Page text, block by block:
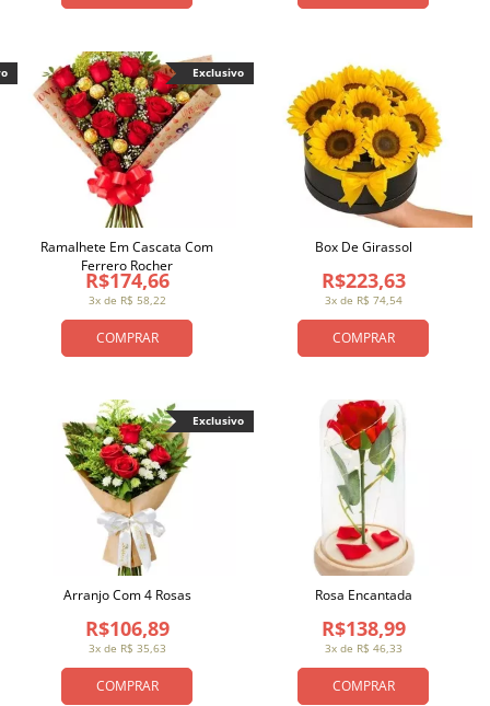
COMPRAR
3x de R$ 58,22
R$174,66
Ramalhete Em Cascata Com
Ferrero Rocher
Exclusivo
COMPRAR
3x de R$ 74,54
R$223,63
Box De Girassol
COMPRAR
3x de R$ 35,63
R$106,89
Arranjo Com 4 Rosas
Exclusivo
COMPRAR
3x de R$ 46,33
R$138,99
Rosa Encantada